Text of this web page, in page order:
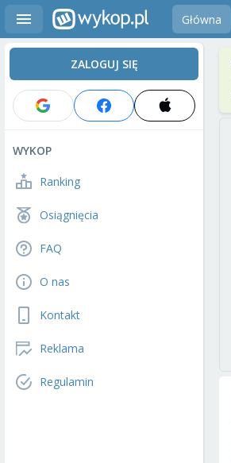
Główna
ZALOGUJ SIĘ
WYKOP
Ranking
Osiągnięcia
FAQ
O nas
Kontakt
Reklama
Regulamin